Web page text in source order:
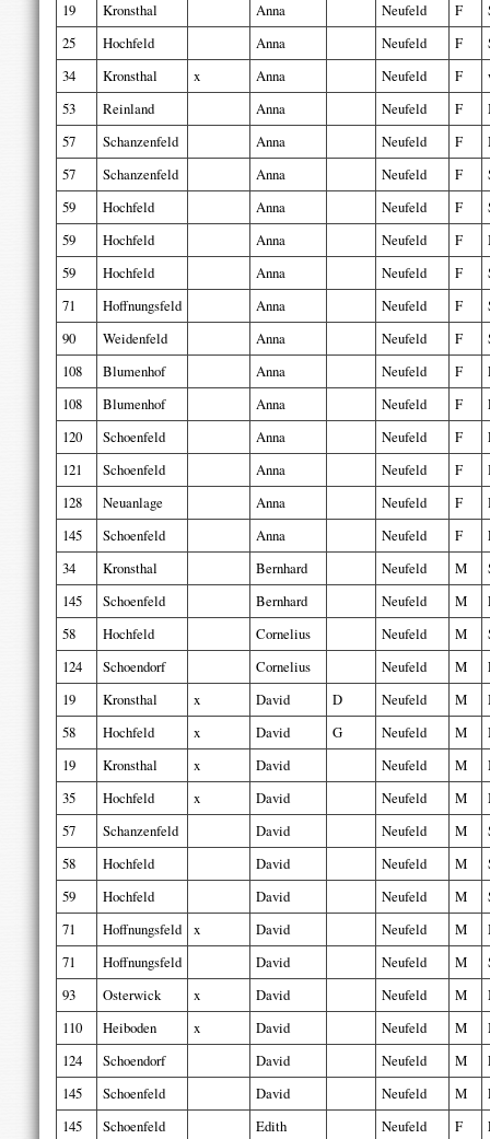
19 Kronsthal Anna Neufeld F
25
Hochfeld Anna Neufeld F
34
Kronsthal x Anna Neufeld F
53
Reinland Anna Neufeld F
57
Schanzenfeld Anna Neufeld F
57
Schanzenfeld Anna Neufeld F
59
Hochfeld Anna Neufeld F
59
Hochfeld Anna Neufeld F
59
Hochfeld Anna Neufeld F
71
Hoffnungsfeld Anna Neufeld F
90
Weidenfeld Anna Neufeld F
108
Blumenhof Anna Neufeld F
108
Blumenhof Anna Neufeld F
120
Schoenfeld Anna Neufeld F
121
Schoenfeld Anna Neufeld F
128
Neuanlage Anna Neufeld F
145
Schoenfeld Anna Neufeld F
34
Kronsthal Bernhard Neufeld M
145
Schoenfeld Bernhard Neufeld M
58
Hochfeld Cornelius Neufeld M
124
Schoendorf Cornelius Neufeld M
19
Kronsthal x David D Neufeld M
58
Hochfeld x David G Neufeld M
19
Kronsthal x David Neufeld M
35
Hochfeld x David Neufeld M
57
Schanzenfeld David Neufeld M
58
Hochfeld David Neufeld M
59
Hochfeld David Neufeld M
71
Hoffnungsfeld x David Neufeld M
71
Hoffnungsfeld David Neufeld M
93
Osterwick x David Neufeld M
110
Heiboden x David Neufeld M
124
Schoendorf David Neufeld M
145
Schoenfeld David Neufeld M
145
Schoenfeld Edith Neufeld F